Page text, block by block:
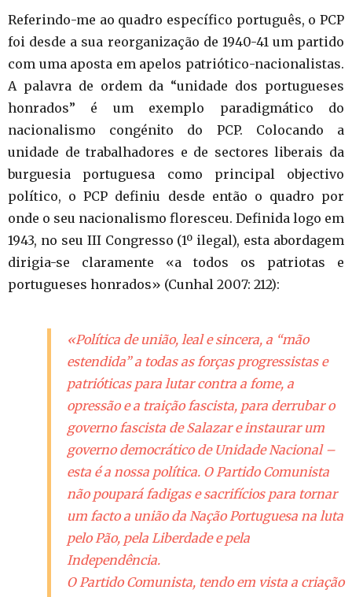
Referindo-me ao quadro específico português, o PCP
foi desde a sua reorganização de 1940-41 um partido
com uma aposta em apelos patriótico-nacionalistas.
A palavra de ordem da “unidade dos portugueses
honrados” é um exemplo paradigmático do
nacionalismo congénito do PCP. Colocando a
unidade de trabalhadores e de sectores liberais da
burguesia portuguesa como principal objectivo
político, o PCP definiu desde então o quadro por
onde o seu nacionalismo floresceu. Definida logo em
1943, no seu III Congresso (1º ilegal), esta abordagem
dirigia-se claramente «a todos os patriotas e
portugueses honrados» (Cunhal 2007: 212):
«Política de união, leal e sincera, a “mão
estendida” a todas as forças progressistas e
patrióticas para lutar contra a fome, a
opressão e a traição fascista, para derrubar o
governo fascista de Salazar e instaurar um
governo democrático de Unidade Nacional –
esta é a nossa política. O Partido Comunista
não poupará fadigas e sacrifícios para tornar
um facto a união da Nação Portuguesa na luta
pelo Pão, pela Liberdade e pela
Independência.
O Partido Comunista, tendo em vista a criação